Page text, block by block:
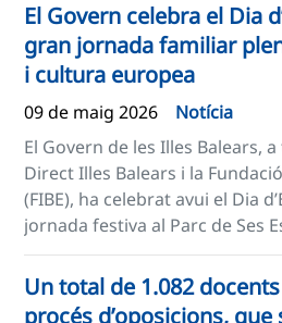
El Govern celebra el Dia
gran jornada familiar
i cultura europea
09 de maig 2026
Notícia
El Govern de les Illes Balears,
Direct Illes Balears i la
(FIBE), ha celebrat avui el Dia
jornada festiva al Parc de Ses
Un total de 1.082
procés d’oposicions, que